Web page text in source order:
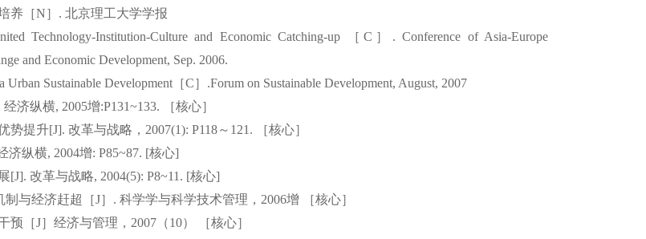
养［N］ . 北京理工大学学报
Technology-Institution-Culture and Economic Catching-up
［C ］ . Conference of Asia-Europe
and Economic Development, Sep. 2006.
Urban Sustainable Development ［C］ .Forum on Sustainable Development, August, 2007
经济纵横, 2005增:P131~133.
［核心］
势提升[J]. 改革与战略， 2007(1): P118～ 121.
［核心］
济纵横, 2004增: P85~87. [核心]
[J]. 改革与战略, 2004(5): P8~11. [核心]
制与经济赶超［J］ . 科学学与科学技术管理， 2006增
［核心］
预［J］经济与管理， 2007 （10）
［核心］